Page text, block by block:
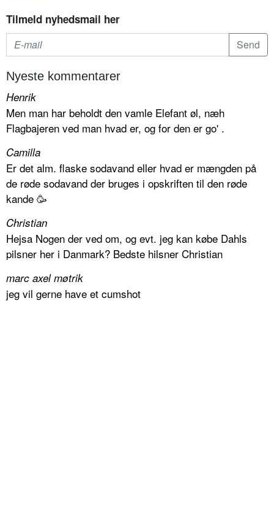
Tilmeld nyhedsmail her
Nyeste kommentarer
Henrik
Men man har beholdt den vamle Elefant øl, næh
Flagbajeren ved man hvad er, og for den er go' .
Camilla
Er det alm. flaske sodavand eller hvad er mængden på
de røde sodavand der bruges i opskriften til den røde
kande 🥳
Christian
Hejsa Nogen der ved om, og evt. jeg kan købe Dahls
pilsner her i Danmark? Bedste hilsner Christian
marc axel møtrik
jeg vil gerne have et cumshot